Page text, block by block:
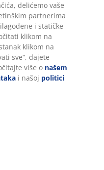
delićemo vaše
partnerima
i statičke
klikom na
klikom na
sve“, dajete
više o našem
i našoj politici